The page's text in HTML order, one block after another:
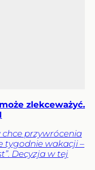
zlekceważyć.
przywrócenia
tygodnie wakacji –
Decyzja w tej